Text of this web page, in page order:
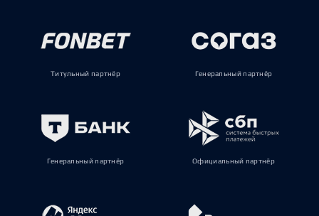
Титульный партнёр Генеральный партнёр
Генеральный партнёр Официальный партнёр